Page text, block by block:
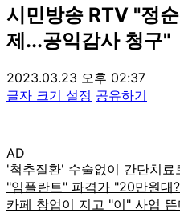
시민방송 RTV "정
제...공익감사 청구"
2023.03.23 오후 02:37
글자 크기 설정 공유하기
AD